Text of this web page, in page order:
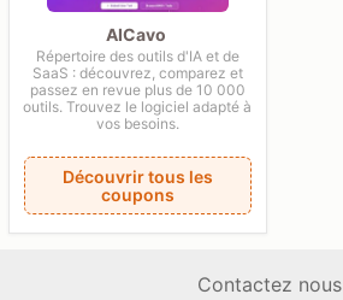
AICavo
Répertoire des outils d'IA et de
SaaS : découvrez, comparez et
passez en revue plus de 10 000
outils. Trouvez le logiciel adapté à
vos besoins.
Découvrir tous les
coupons
Contactez nous